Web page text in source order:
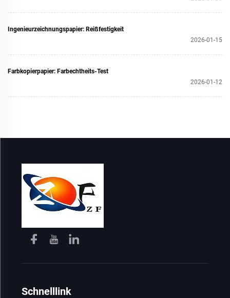
Ingenieurzeichnungspapier: Reißfestigkeit
2026-01-15
Farbkopierpapier: Farbechtheits-Test
2026-01-12
Schnelllink